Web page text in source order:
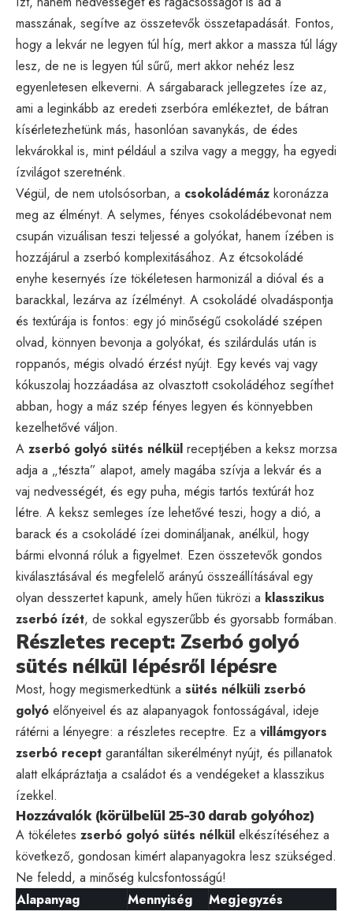
masszának, segítve az összetevők összetapadását. Fontos,
hogy a lekvár ne legyen túl híg, mert akkor a massza túl lágy
lesz, de ne is legyen túl sűrű, mert akkor nehéz lesz
egyenletesen elkeverni. A sárgabarack jellegzetes íze az,
ami a leginkább az eredeti zserbóra emlékeztet, de bátran
kísérletezhetünk más, hasonlóan savanykás, de édes
lekvárokkal is, mint például a szilva vagy a meggy, ha egyedi
ízvilágot szeretnénk.
Végül, de nem utolsósorban, a csokoládémáz koronázza
meg az élményt. A selymes, fényes csokoládébevonat nem
csupán vizuálisan teszi teljessé a golyókat, hanem ízében is
hozzájárul a zserbó komplexitásához. Az étcsokoládé
enyhe kesernyés íze tökéletesen harmonizál a dióval és a
barackkal, lezárva az ízélményt. A csokoládé olvadáspontja
és textúrája is fontos: egy jó minőségű csokoládé szépen
olvad, könnyen bevonja a golyókat, és szilárdulás után is
roppanós, mégis olvadó érzést nyújt. Egy kevés vaj vagy
kókuszolaj hozzáadása az olvasztott csokoládéhoz segíthet
abban, hogy a máz szép fényes legyen és könnyebben
kezelhetővé váljon.
A zserbó golyó sütés nélkül receptjében a keksz morzsa
adja a „tészta” alapot, amely magába szívja a lekvár és a
vaj nedvességét, és egy puha, mégis tartós textúrát hoz
létre. A keksz semleges íze lehetővé teszi, hogy a dió, a
barack és a csokoládé ízei domináljanak, anélkül, hogy
bármi elvonná róluk a figyelmet. Ezen összetevők gondos
kiválasztásával és megfelelő arányú összeállításával egy
olyan desszertet kapunk, amely hűen tükrözi a klasszikus
zserbó ízét, de sokkal egyszerűbb és gyorsabb formában.
Részletes recept: Zserbó golyó
sütés nélkül lépésről lépésre
Most, hogy megismerkedtünk a sütés nélküli zserbó
golyó előnyeivel és az alapanyagok fontosságával, ideje
rátérni a lényegre: a részletes receptre. Ez a villámgyors
zserbó recept garantáltan sikerélményt nyújt, és pillanatok
alatt elkápráztatja a családot és a vendégeket a klasszikus
ízekkel.
Hozzávalók (körülbelül 25-30 darab golyóhoz)
A tökéletes zserbó golyó sütés nélkül elkészítéséhez a
következő, gondosan kimért alapanyagokra lesz szükséged.
Ne feledd, a minőség kulcsfontosságú!
Alapanyag
Mennyiség
Megjegyzés